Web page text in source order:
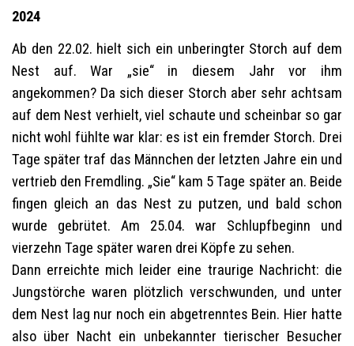
2024
Ab den 22.02. hielt sich ein unberingter Storch auf dem
Nest auf. War „sie“ in diesem Jahr vor ihm
angekommen? Da sich dieser Storch aber sehr achtsam
auf dem Nest verhielt, viel schaute und scheinbar so gar
nicht wohl fühlte war klar: es ist ein fremder Storch. Drei
Tage später traf das Männchen der letzten Jahre ein und
vertrieb den Fremdling. „Sie“ kam 5 Tage später an. Beide
fingen gleich an das Nest zu putzen, und bald schon
wurde gebrütet. Am 25.04. war Schlupfbeginn und
vierzehn Tage später waren drei Köpfe zu sehen.
Dann erreichte mich leider eine traurige Nachricht: die
Jungstörche waren plötzlich verschwunden, und unter
dem Nest lag nur noch ein abgetrenntes Bein. Hier hatte
also über Nacht ein unbekannter tierischer Besucher